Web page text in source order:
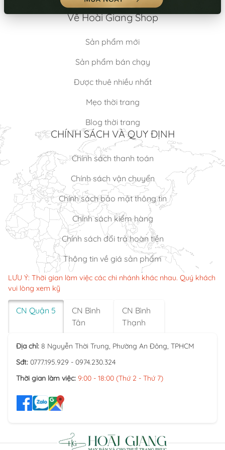
Về Hoài Giang Shop
Sản phẩm mới
Sản phẩm bán chạy
Được thuê nhiều nhất
Mẹo thời trang
Blog thời trang
CHÍNH SÁCH VÀ QUY ĐỊNH
Chính sách thanh toán
Chính sách vận chuyển
Chính sách bảo mật thông tin
Chính sách kiểm hàng
Chính sách đổi trả hoàn tiền
Thông tin về giá sản phẩm
LƯU Ý: Thời gian làm việc các chi nhánh khác nhau. Quý khách
vui lòng xem kỹ
CN Quận 5
CN Bình
Tân
CN Bình
Thạnh
Địa chỉ: 8 Nguyễn Thời Trung, Phường An Đông, TPHCM
Sđt: 0777.195.929 - 0974.230.324
Thời gian làm việc: 9:00 - 18:00 (Thứ 2 - Thứ 7)